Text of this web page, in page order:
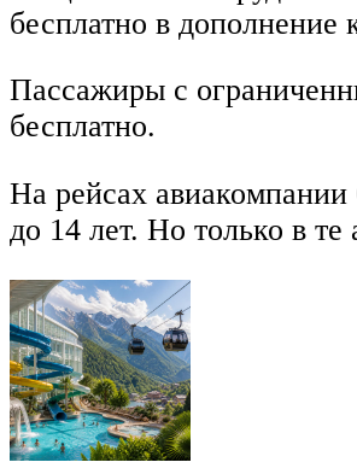
бесплатно в дополнение
Пассажиры с
бесплатно.
На рейсах авиакомпании
до 14 лет. Но только в те